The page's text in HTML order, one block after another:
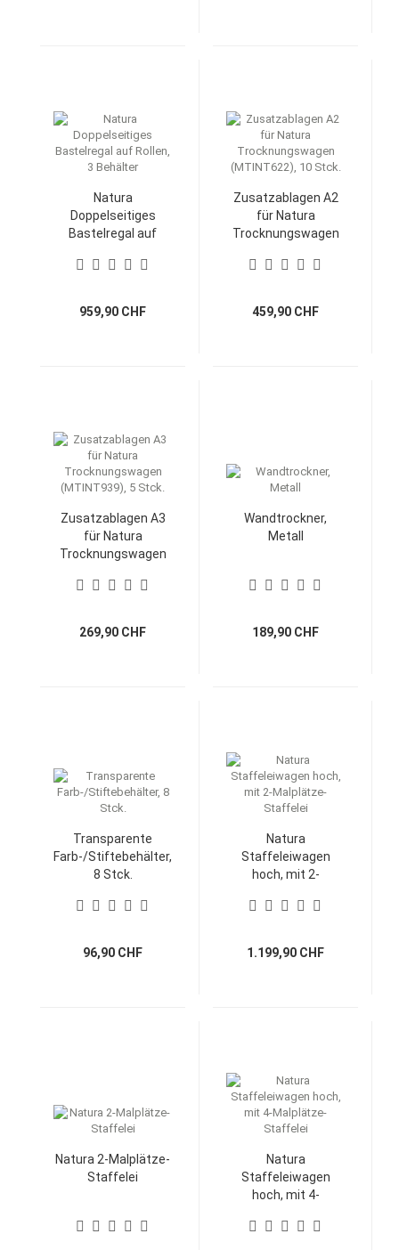
Natura
Doppelseitiges
Bastelregal auf
959,90 CHF
Zusatzablagen A2
für Natura
Trocknungswagen
Stck.
459,90 CHF
Zusatzablagen A3
für Natura
Trocknungswagen
269,90 CHF
Wandtrockner,
Metall
189,90 CHF
Transparente
Farb-/Stiftebehälter,
8 Stck.
96,90 CHF
Natura
Staffeleiwagen
hoch, mit 2-
1.199,90 CHF
Natura 2-Malplätze-
Staffelei
Natura
Staffeleiwagen
hoch, mit 4-